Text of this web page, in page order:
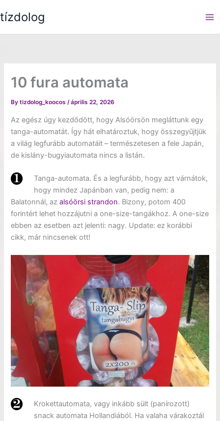
to
tízdolog
10 fura automata
Bytizdolog_koocos/április 22, 2026
Az egész úgy kezdődött, hogy Alsóörsön megláttunk egy
tanga-automatát. Így hát elhatároztuk, hogy összegyűjtjük
a világ legfurább automatáit – természetesen a fele Japán,
de kislány-bugyiautomata nincs a listán.
Tanga-automata. És a legfurább, hogy azt várnátok,
hogy mindez Japánban van, pedig nem: a
Balatonnál, azalsóörsi strandon. Bizony, potom 400
forintért lehet hozzájutni a one-size-tangákhoz. A one-size
ebben az esetben azt jelenti: nagy. Update: ez korábbi
cikk, már nincsenek ott!
Krokettautomata, vagy inkább sült (panírozott)
snack automata Hollandiából. Ha valaha várakoztál